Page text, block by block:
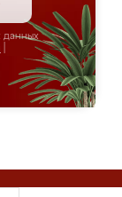
данных